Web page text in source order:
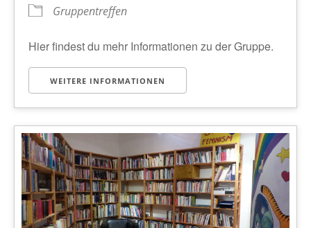
Gruppentreffen
Hier findest du mehr Informationen zu der Gruppe.
WEITERE INFORMATIONEN